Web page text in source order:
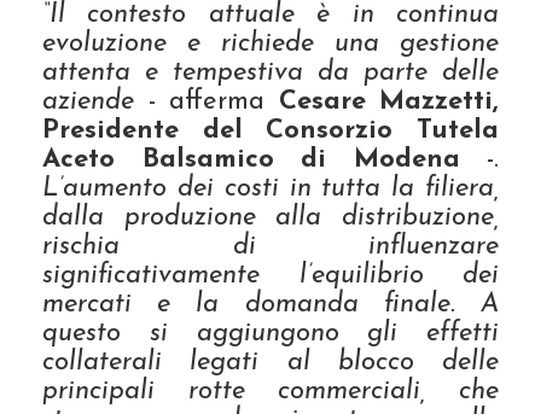
“Il contesto attuale è in continua
evoluzione e richiede una gestione
attenta e tempestiva da parte delle
aziende - afferma Cesare Mazzetti,
Presidente del Consorzio Tutela
Aceto Balsamico di Modena -.
L’aumento dei costi in tutta la filiera,
dalla produzione alla distribuzione,
rischia di influenzare
significativamente l’equilibrio dei
mercati e la domanda finale. A
questo si aggiungono gli effetti
collaterali legati al blocco delle
principali rotte commerciali, che